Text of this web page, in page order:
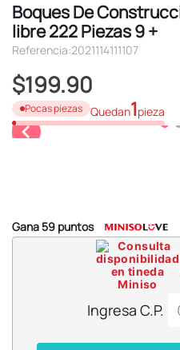
Boques De
libre 222 Piezas 9 +
Referencia:2021114111107
$199.90
Pocas piezas Quedan1pieza
Gana59 puntos
Ingresa C.P.
1.
hello kitty
2.
spiderman
4
osito cariñosito
5.
blind box
9.
chiikawas